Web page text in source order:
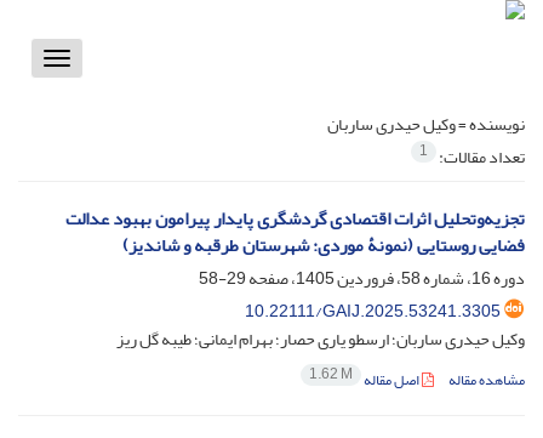
Toggle
نویسنده =وکیل حیدری ساربان
تعداد مقالات: 1
تجزیه‌وتحلیل اثرات اقتصادی گردشگری پایدار پیرامون بهبود عدالت
فضایی روستایی (نمونۀ موردی: شهرستان طرقبه و شاندیز)
دوره 16، شماره 58، فروردین 1405، صفحه
29-58
10.22111/GAIJ.2025.53241.3305
وکیل حیدری ساربان؛ ارسطو یاری حصار؛ بهرام ایمانی؛ طیبه گل ریز
مشاهده مقاله اصل مقاله 1.62 M